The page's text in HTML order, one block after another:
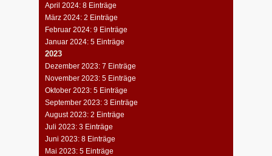
April 2024: 8 Einträge
März 2024: 2 Einträge
Februar 2024: 9 Einträge
Januar 2024: 5 Einträge
2023
Dezember 2023: 7 Einträge
November 2023: 5 Einträge
Oktober 2023: 5 Einträge
September 2023: 3 Einträge
August 2023: 2 Einträge
Juli 2023: 3 Einträge
Juni 2023: 8 Einträge
Mai 2023: 5 Einträge